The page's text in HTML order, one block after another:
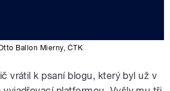
Ballon Mierny, ČTK
vrátil k psaní blogu, který byl už v